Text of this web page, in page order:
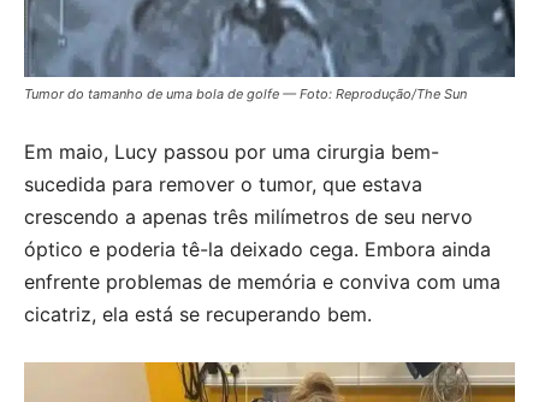
Tumor do tamanho de uma bola de golfe — Foto: Reprodução/The Sun
Em maio, Lucy passou por uma cirurgia bem-
sucedida para remover o tumor, que estava
crescendo a apenas três milímetros de seu nervo
óptico e poderia tê-la deixado cega. Embora ainda
enfrente problemas de memória e conviva com uma
cicatriz, ela está se recuperando bem.